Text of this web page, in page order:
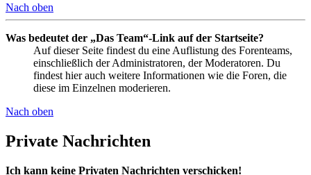
Nach oben
Was bedeutet der „Das Team“-Link auf der Startseite?
Auf dieser Seite findest du eine Auflistung des Forenteams,
einschließlich der Administratoren, der Moderatoren. Du
findest hier auch weitere Informationen wie die Foren, die
diese im Einzelnen moderieren.
Nach oben
Private Nachrichten
Ich kann keine Privaten Nachrichten verschicken!